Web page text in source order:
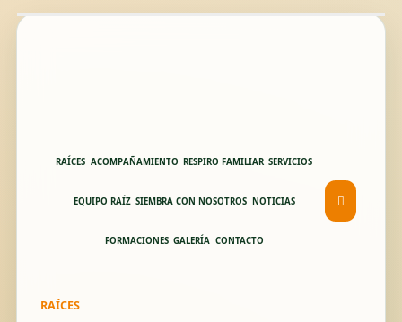
RAÍCES ACOMPAÑAMIENTO RESPIRO FAMILIAR SERVICIOS
EQUIPO RAÍZ SIEMBRA CON NOSOTROS NOTICIAS
FORMACIONES GALERÍA CONTACTO
RAÍCES